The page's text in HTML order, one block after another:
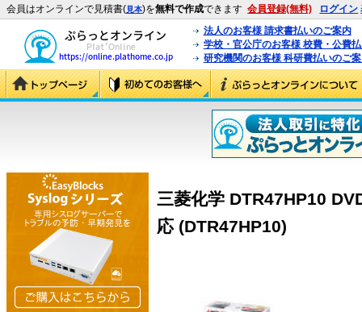
会員はオンラインで見積書(見本)を無料で作成できます 会員登録(無料) ログイン
法人のお客様 請求書払いのご案内
学校・官公庁のお客様 校費・公費
研究機関のお客様 科研費払いのご
三菱化学 DTR47HP10
応 (DTR47HP10)